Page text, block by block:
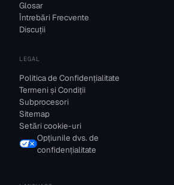
Glosar
Întrebări Frecvente
Discuții
LEGAL
Politica de Confidențialitate
Termeni și Condiții
Subprocesori
Sitemap
Setări cookie-uri
Opțiunile dvs. de
confidențialitate